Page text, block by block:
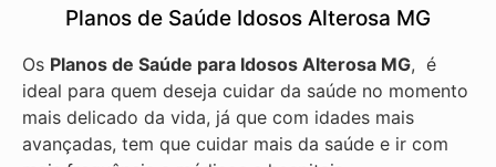
Planos de Saúde Idosos Alterosa MG
Os Planos de Saúde para Idosos Alterosa MG, é
ideal para quem deseja cuidar da saúde no momento
mais delicado da vida, já que com idades mais
avançadas, tem que cuidar mais da saúde e ir com